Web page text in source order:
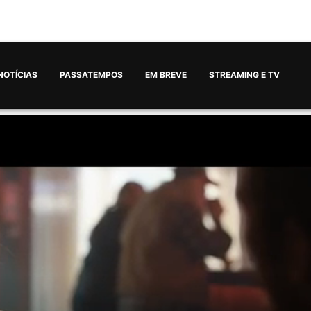
PASSATEMPOS EM BREVE STREAMING E TV